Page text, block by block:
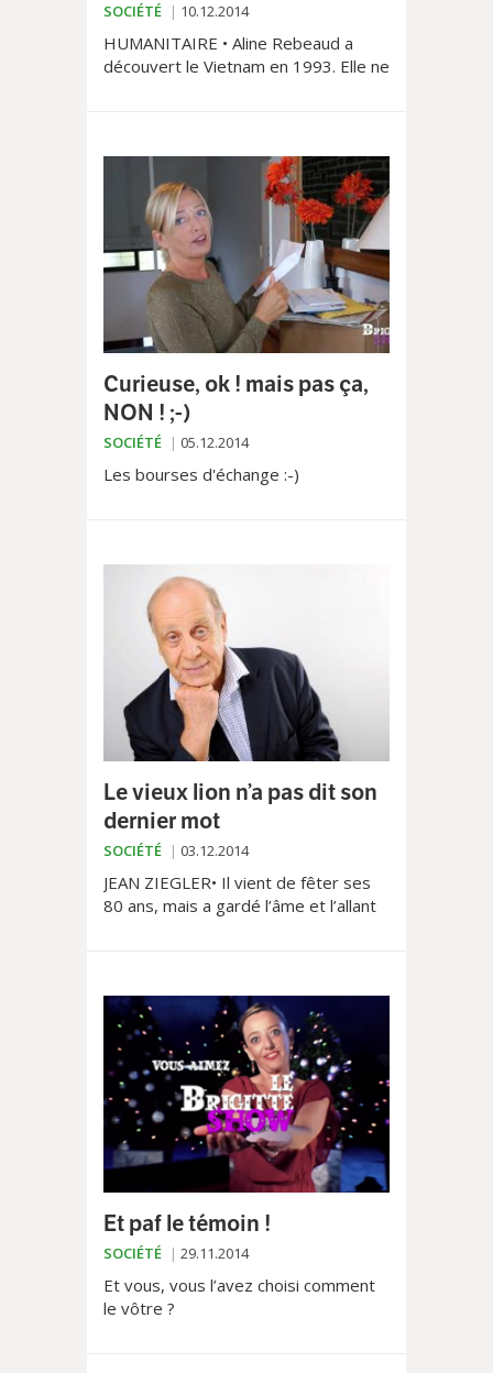
SOCIÉTÉ 10.12.2014
HUMANITAIRE • Aline Rebeaud a
découvert le Vietnam en 1993. Elle ne
Un incroyable par-cours.
Curieuse, ok ! mais pas ça,
NON ! ;-)
SOCIÉTÉ 05.12.2014
Les bourses d'échange :-)
Le vieux lion n’a pas dit son
dernier mot
SOCIÉTÉ 03.12.2014
JEAN ZIEGLER• Il vient de fêter ses
80 ans, mais a gardé l’âme et l’allant
démontre qu’il n’a perdu ni sa fou-
gue, ni sa pugnacité. Et qu’il ne
changera jamais!
Et paf le témoin !
SOCIÉTÉ 29.11.2014
Et vous, vous l’avez choisi comment
le vôtre ?